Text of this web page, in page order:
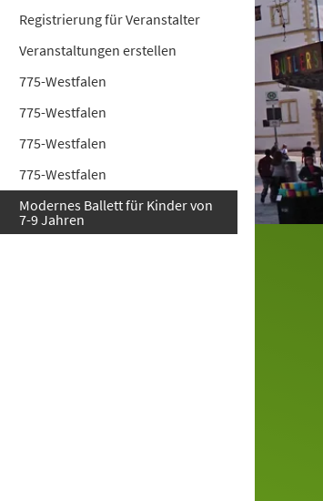
Registrierung für Veranstalter
Veranstaltungen erstellen
775-Westfalen
775-Westfalen
775-Westfalen
775-Westfalen
Modernes Ballett für Kinder von
7-9 Jahren